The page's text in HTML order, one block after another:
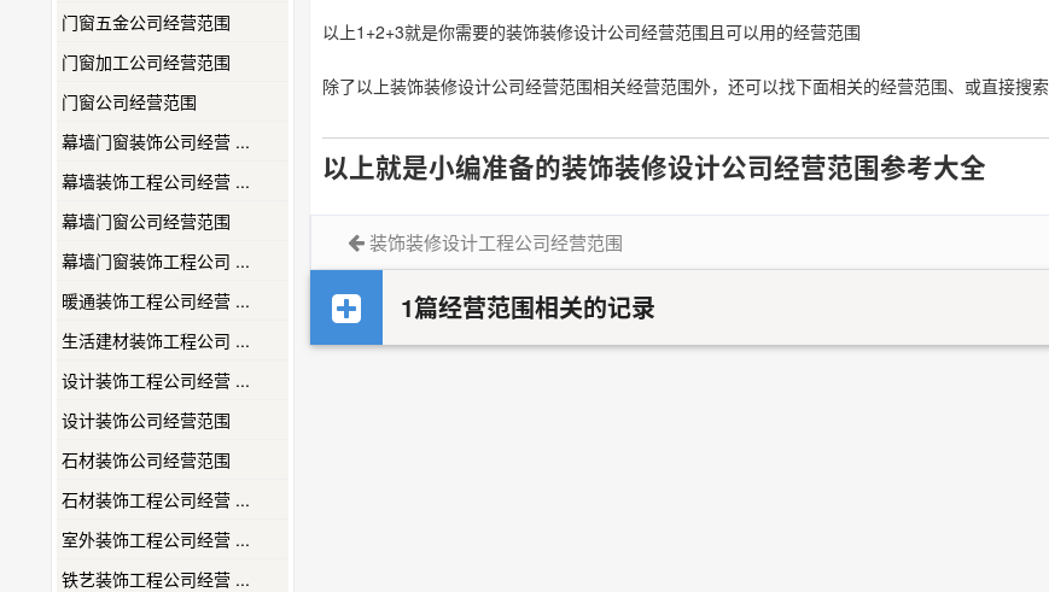
门窗五金公司经营范围
门窗加工公司经营范围
门窗公司经营范围
幕墙门窗装饰公司经营 ...
幕墙装饰工程公司经营 ...
幕墙门窗公司经营范围
幕墙门窗装饰工程公司 ...
暖通装饰工程公司经营 ...
生活建材装饰工程公司 ...
设计装饰工程公司经营 ...
设计装饰公司经营范围
石材装饰公司经营范围
石材装饰工程公司经营 ...
室外装饰工程公司经营 ...
铁艺装饰工程公司经营 ...
以上1+2+3就是你需要的装饰装修设计公司经营范围且可以用的经营范围
除了以上装饰装修设计公司经营范围相关经营范围外，还可以找下面相关的经营范围、或直接搜索
以上就是小编准备的装饰装修设计公司经营范围参考大全
装饰装修设计工程公司经营范围
1篇经营范围相关的记录